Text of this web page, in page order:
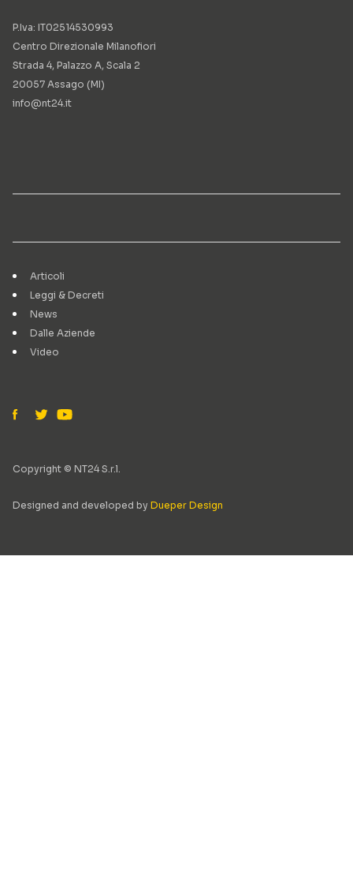
P.Iva: IT02514530993
Centro Direzionale Milanofiori
Strada 4, Palazzo A, Scala 2
20057 Assago (MI)
info@nt24.it
Articoli
Leggi & Decreti
News
Dalle Aziende
Video
Copyright © NT24 S.r.l.
Designed and developed by Dueper Design